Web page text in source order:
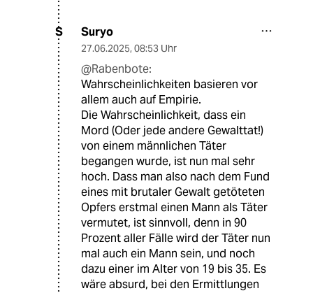
S Suryo
27.06.2025, 08:53 Uhr
@Rabenbote:
Wahrscheinlichkeiten basieren vor
allem auch auf Empirie.
Die Wahrscheinlichkeit, dass ein
Mord (Oder jede andere Gewalttat!)
von einem männlichen Täter
begangen wurde, ist nun mal sehr
hoch. Dass man also nach dem Fund
eines mit brutaler Gewalt getöteten
Opfers erstmal einen Mann als Täter
vermutet, ist sinnvoll, denn in 90
Prozent aller Fälle wird der Täter nun
mal auch ein Mann sein, und noch
dazu einer im Alter von 19 bis 35. Es
wäre absurd, bei den Ermittlungen